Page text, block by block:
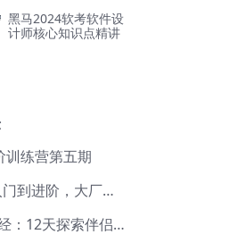
黑马2024软考软件设
计师核心知识点精讲
训练营第五期
Go从入门到进阶，大厂案例全流程实践(完结)
熙墨爱经：12天探索伴侣亲密度